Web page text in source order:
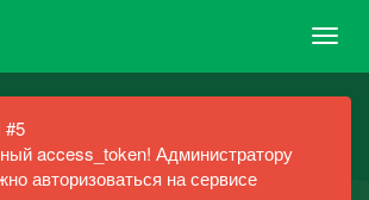
#5
access_token! Администратору
авторизоваться на сервисе